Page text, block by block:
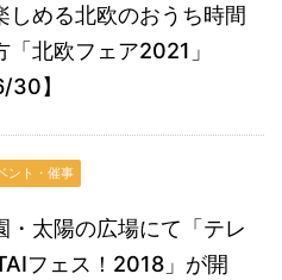
しめる北欧のおうち時間
「北欧フェア2021」
30】
ント・催事
・太陽の広場にて「テレ
フェス！2018」が開